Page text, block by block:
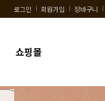
로그인 회원가입 장바구니
쇼핑몰